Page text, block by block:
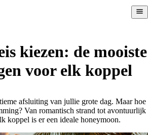
kiezen: de mooiste
voor elk koppel
afsluiting van jullie grote dag. Maar hoe
Van romantisch strand tot avontuurlijk
koppel is er een ideale honeymoon.